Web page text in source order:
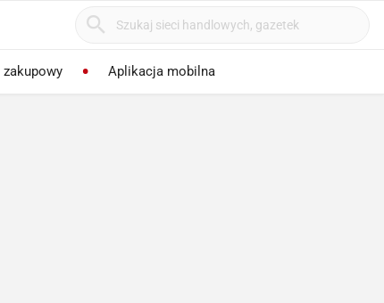
Aplikacja mobilna